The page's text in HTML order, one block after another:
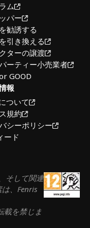
ム
パー
勧誘する
引き換える
ターの譲渡
ーティー小売業者
GOOD
報
ついて
規約
シーポリシー
ード
そして関連
、Fenris
載を禁じま